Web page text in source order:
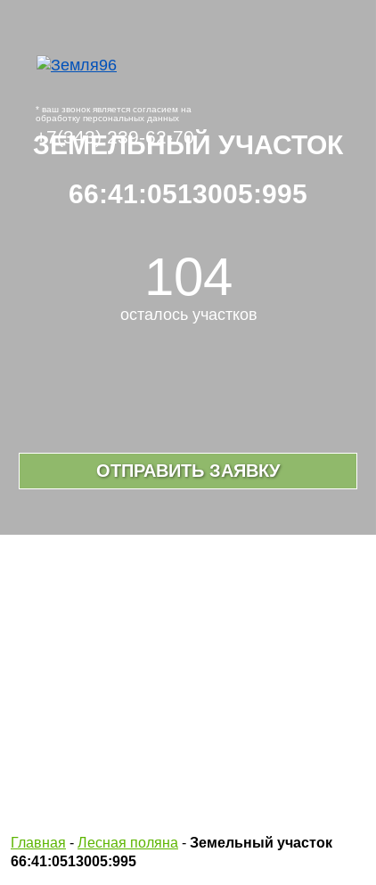
* ваш звонок является согласием на
обработку персональных данных
+7(343) 239-62-70
ЗЕМЕЛЬНЫЙ УЧАСТОК
66:41:0513005:995
104
осталось участков
ОТПРАВИТЬ ЗАЯВКУ
Главная - Лесная поляна - Земельный участок
66:41:0513005:995